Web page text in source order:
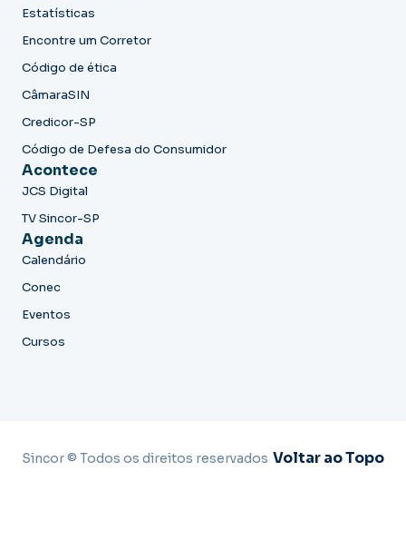
Estatísticas
Encontre um Corretor
Código de ética
CâmaraSIN
Credicor-SP
Código de Defesa do Consumidor
Acontece
JCS Digital
TV Sincor-SP
Agenda
Calendário
Conec
Eventos
Cursos
Sincor © Todos os direitos reservados Voltar ao Topo